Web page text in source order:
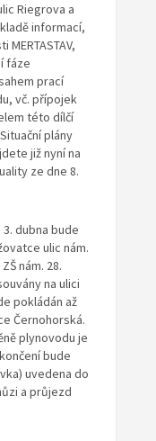
Riegrova a
informací,
fáze
prací
vč. přípojek
této dílčí
plány
již nyní na
ze dne 8.
dubna bude
ulic nám.
nám. 28.
na ulici
pokládán až
Černohorská.
plynovodu je
bude
uvedena do
a průjezd